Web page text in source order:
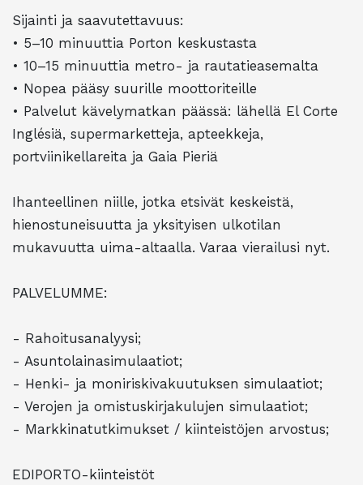
Sijainti ja saavutettavuus:
• 5–10 minuuttia Porton keskustasta
• 10–15 minuuttia metro- ja rautatieasemalta
• Nopea pääsy suurille moottoriteille
• Palvelut kävelymatkan päässä: lähellä El Corte
Inglésiä, supermarketteja, apteekkeja,
portviinikellareita ja Gaia Pieriä
Ihanteellinen niille, jotka etsivät keskeistä,
hienostuneisuutta ja yksityisen ulkotilan
mukavuutta uima-altaalla. Varaa vierailusi nyt.
PALVELUMME:
- Rahoitusanalyysi;
- Asuntolainasimulaatiot;
- Henki- ja moniriskivakuutuksen simulaatiot;
- Verojen ja omistuskirjakulujen simulaatiot;
- Markkinatutkimukset / kiinteistöjen arvostus;
EDIPORTO-kiinteistöt